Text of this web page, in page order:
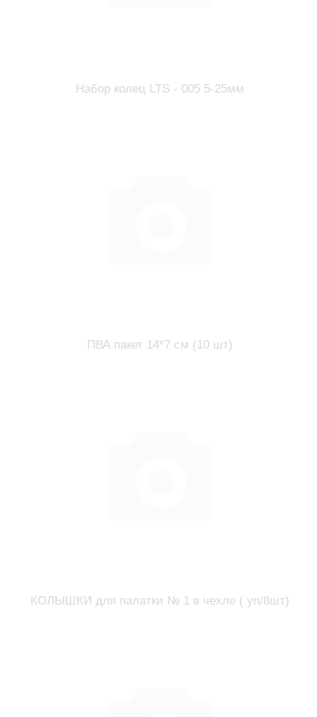
Набор колец LTS - 005 5-25мм
ПВА пакет 14*7 см (10 шт)
КОЛЫШКИ для палатки № 1 в чехле ( уп/8шт)